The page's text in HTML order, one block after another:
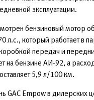
эксплуатации.
бензиновый мотор
л.с., который работает в
передач и
на бензине АИ-92, а
5,9 л/100 км.
GAC Empow в дилерских